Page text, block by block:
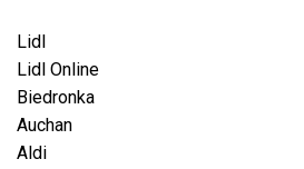
Lidl
Lidl Online
Biedronka
Auchan
Aldi